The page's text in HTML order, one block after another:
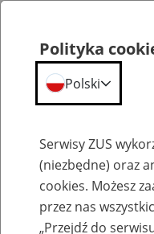
Szkolenia
Polityka
Polski
Serwisy ZUS
(niezbędne) oraz
cookies. Możesz
przez nas
„Przejdź do